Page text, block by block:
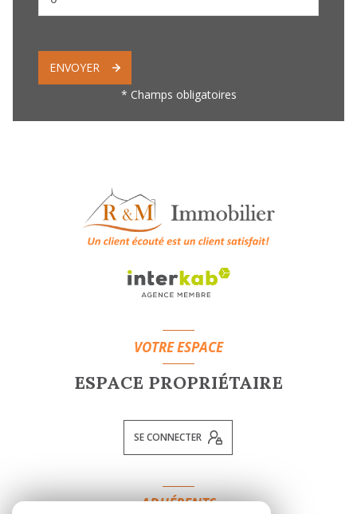
ENVOYER
* Champs obligatoires
VOTRE ESPACE
ESPACE PROPRIÉTAIRE
SE CONNECTER
ADHÉRENTS